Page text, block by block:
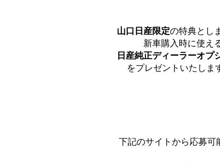
山口日産限定の特典とし
新車購入時に使え
日産純正ディーラーオプ
をプレゼントいたしま
下記のサイトから応募可